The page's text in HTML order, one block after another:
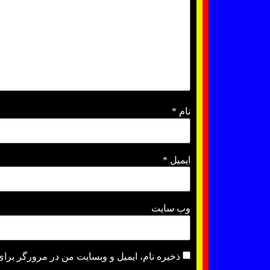
نام *
ایمیل *
وب‌ سایت
ذخیره نام، ایمیل و وبسایت من در مرورگر